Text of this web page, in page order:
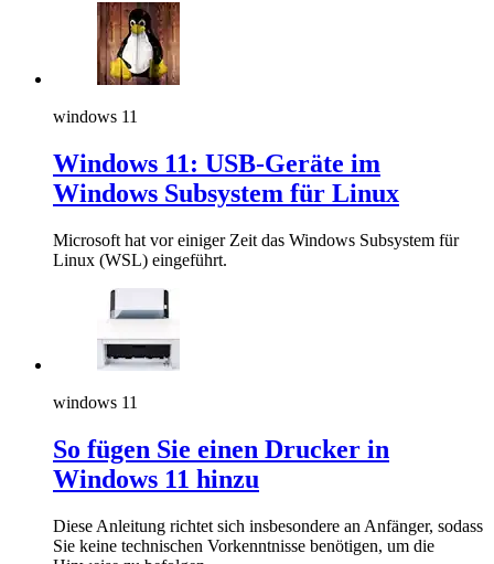
windows 11
Windows 11: USB-Geräte im
Windows Subsystem für Linux
Microsoft hat vor einiger Zeit das Windows Subsystem für
Linux (WSL) eingeführt.
windows 11
So fügen Sie einen Drucker in
Windows 11 hinzu
Diese Anleitung richtet sich insbesondere an Anfänger, sodass
Sie keine technischen Vorkenntnisse benötigen, um die